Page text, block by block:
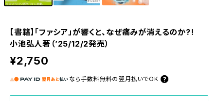
【書籍】「ファシア」が響くと、なぜ痛みが消えるのか?!
小池弘人著（’25/12/2発売）
¥2,750
なら 手数料無料の 翌月払いでOK